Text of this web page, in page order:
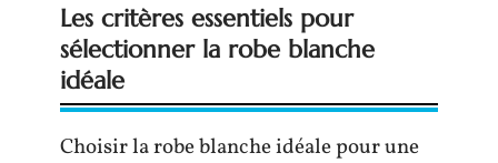
Les critères essentiels pour
sélectionner la robe blanche
idéale
Choisir la robe blanche idéale pour une